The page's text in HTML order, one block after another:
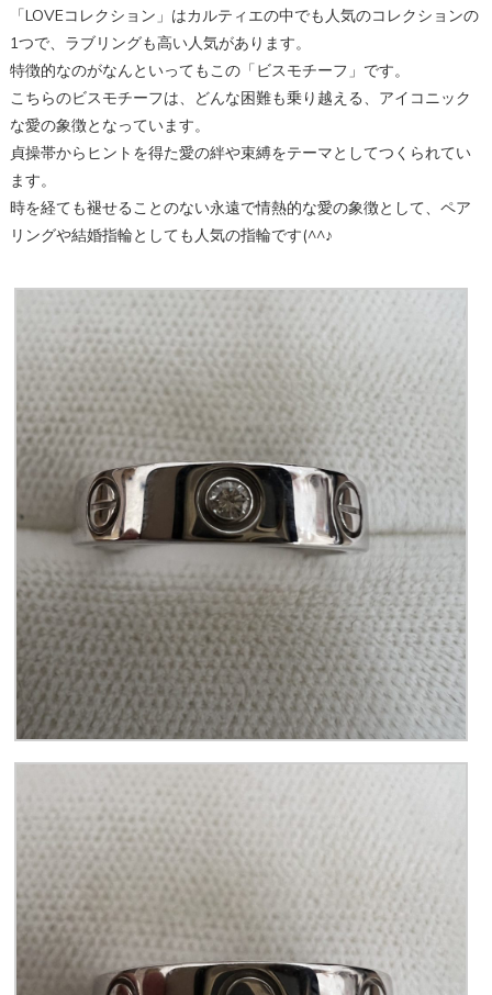
「LOVEコレクション」はカルティエの中でも人気のコレクションの
1つで、ラブリングも高い人気があります。
特徴的なのがなんといってもこの「ビスモチーフ」です。
こちらのビスモチーフは、どんな困難も乗り越える、アイコニック
な愛の象徴となっています。
貞操帯からヒントを得た愛の絆や束縛をテーマとしてつくられてい
ます。
時を経ても褪せることのない永遠で情熱的な愛の象徴として、ペア
リングや結婚指輪としても人気の指輪です(^^♪